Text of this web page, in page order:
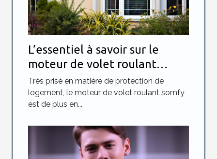
L’essentiel à savoir sur le
moteur de volet roulant
somfy
Très prisé en matière de protection de
logement, le moteur de volet roulant somfy
est de plus en...